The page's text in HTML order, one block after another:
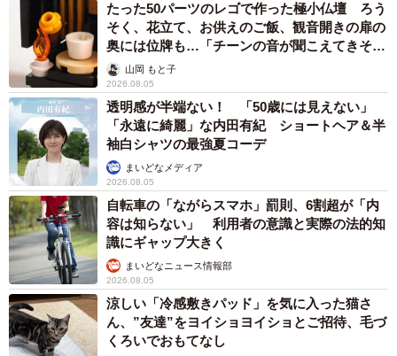
たった50パーツのレゴで作った極小仏壇 ろう
そく、花立て、お供えのご飯、観音開きの扉の
奥には位牌も…「チーンの音が聞こえてきそ
う」山岡 もと子
2026.08.05
透明感が半端ない！ 「50歳には見えない」
「永遠に綺麗」な内田有紀 ショートヘア＆半
袖白シャツの最強夏コーデ
まいどなメディア
2026.08.05
自転車の「ながらスマホ」罰則、6割超が「内
容は知らない」 利用者の意識と実際の法的知
識にギャップ大きく
まいどなニュース情報部
2026.08.05
涼しい「冷感敷きパッド」を気に入った猫さ
ん、”友達”をヨイショヨイショとご招待、毛づ
くろいでおもてなし